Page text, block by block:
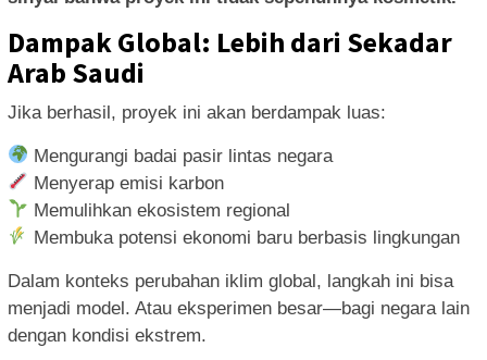
Dampak Global: Lebih dari Sekadar
Arab Saudi
Jika berhasil, proyek ini akan berdampak luas:
Mengurangi badai pasir lintas negara
Menyerap emisi karbon
Memulihkan ekosistem regional
Membuka potensi ekonomi baru berbasis lingkungan
Dalam konteks perubahan iklim global, langkah ini bisa
menjadi model. Atau eksperimen besar—bagi negara lain
dengan kondisi ekstrem.